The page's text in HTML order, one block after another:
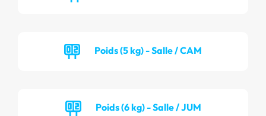
Poids (5 kg) - Salle / CAM
Poids (6 kg) - Salle / JUM